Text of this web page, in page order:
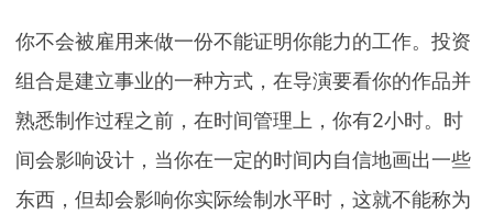
你不会被雇用来做一份不能证明你能力的工作。投资
组合是建立事业的一种方式，在导演要看你的作品并
熟悉制作过程之前，在时间管理上，你有2小时。时
间会影响设计，当你在一定的时间内自信地画出一些
东西，但却会影响你实际绘制水平时，这就不能称为